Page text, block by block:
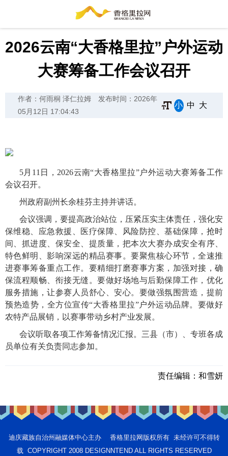
2026云南“大香格里拉”户外运动
大赛筹备工作会议召开
作者：何雨桐 泽仁拉姆
发布时间：2026年
05月12日 17:04:43
小 中 大
5月11日，2026云南“大香格里拉”户外运动大赛筹备工作
会议召开。
州政府副州长余桂芬主持并讲话。
会议强调，要提高政治站位，压紧压实主体责任，强化安
保维稳、应急救援、医疗保障、风险防控、基础保障，抢时
间、抓进度、保安全、提质量，把本次大赛办成安全有序、
特色鲜明、影响深远的精品赛事。要聚焦核心环节，全速推
进赛事筹备重点工作。要精细打磨赛事方案，加强对接，确
保流程顺畅、衔接无缝。要做好场地与后勤保障工作，优化
服务措施，让参赛人员舒心、安心。要做强氛围营造，提前
预热造势，全方位宣传“大香格里拉”户外运动品牌。要做好
农特产品展销，以赛事带动乡村产业发展。
会议听取各项工作筹备情况汇报。三县（市）、专班各成
员单位有关负责同志参加。
责任编辑： 和雪妍
迪庆藏族自治州融媒体中心主办 香格里拉网版权所有 未经许可不得转
载 COPYRIGHT 2008 DESIGNNTEND ALL RIGHTS RESERVED